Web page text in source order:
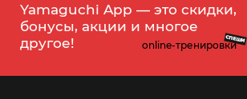
Yamaguchi App — это скидки,
бонусы, акции и многое
другое!
online-тренировки
СПЕШИ